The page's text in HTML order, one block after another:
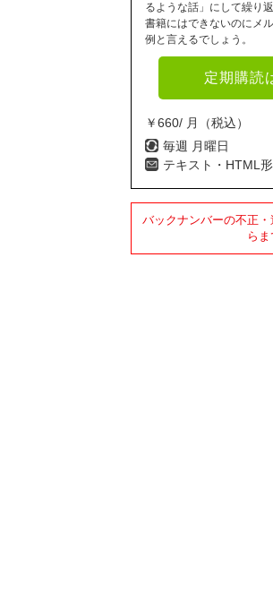
るような話」にして繰り
書籍にはできないのにメ
例と言えるでしょう。
定期購読
￥660/ 月（税込）
毎週 月曜日
テキスト・HTML
バックナンバーの不正
らま